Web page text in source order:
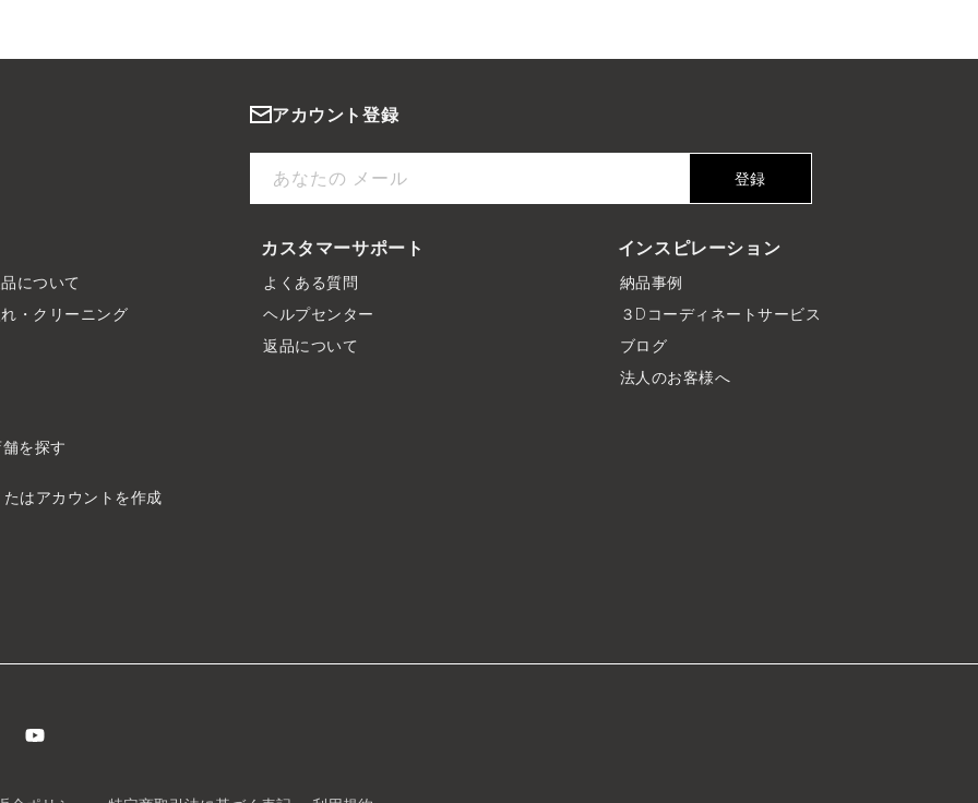
アカウント登録
あなたの メール 登録
について
・クリーニング
カスタマーサポート
よくある質問
ヘルプセンター
返品について
インスピレーション
納品事例
３Dコーディネートサービス
ブログ
法人のお客様へ
を探す
はアカウントを作成